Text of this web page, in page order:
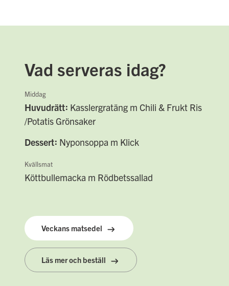
Vad serveras idag?
Middag
Huvudrätt Kasslergratäng m Chili & Frukt Ris
/Potatis Grönsaker
Dessert Nyponsoppa m Klick
Kvällsmat
Köttbullemacka m Rödbetssallad
Veckans matsedel
Läs mer och beställ